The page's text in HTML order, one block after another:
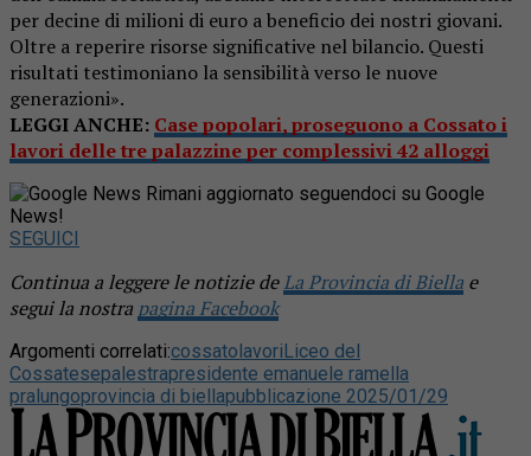
per decine di milioni di euro a beneficio dei nostri giovani.
Oltre a reperire risorse significative nel bilancio. Questi
risultati testimoniano la sensibilità verso le nuove
generazioni».
LEGGI ANCHE: Case popolari, proseguono a Cossato i
lavori delle tre palazzine per complessivi 42 alloggi
Rimani aggiornato seguendoci su Google
News!
SEGUICI
Continua a leggere le notizie deLa Provincia di Biella e
segui la nostra pagina Facebook
Argomenti correlati:cossatolavoriLiceo del
Cossatesepalestrapresidente emanuele ramella
pralungoprovincia di biellapubblicazione 2025/01/29